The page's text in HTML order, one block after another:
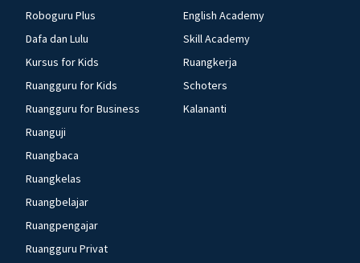
Roboguru Plus
Dafa dan Lulu
Kursus for Kids
Ruangguru for Kids
Ruangguru for Business
Ruanguji
Ruangbaca
Ruangkelas
Ruangbelajar
Ruangpengajar
Ruangguru Privat
English Academy
Skill Academy
Ruangkerja
Schoters
Kalananti